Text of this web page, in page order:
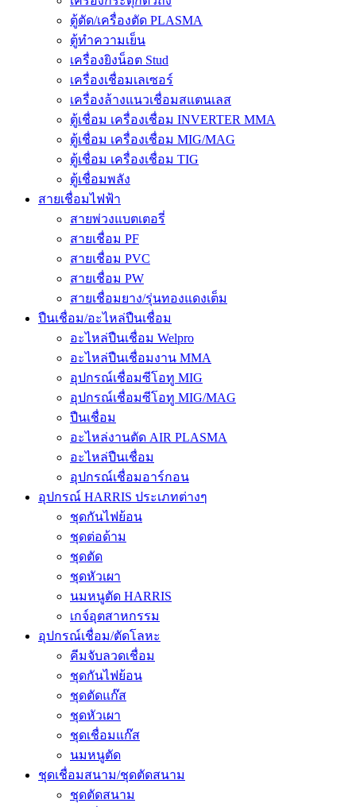
ตู้ตัด/เครื่องตัด PLASMA
ตู้ทำความเย็น
เครื่องยิงน็อต Stud
เครื่องเชื่อมเลเซอร์
เครื่องล้างแนวเชื่อมสแตนเลส
ตู้เชื่อม เครื่องเชื่อม INVERTER MMA
ตู้เชื่อม เครื่องเชื่อม MIG/MAG
ตู้เชื่อม เครื่องเชื่อม TIG
ตู้เชื่อมพลัง
สายเชื่อมไฟฟ้า
สายพ่วงแบตเตอรี่
สายเชื่อม PF
สายเชื่อม PVC
สายเชื่อม PW
สายเชื่อมยาง/รุ่นทองแดงเต็ม
ปืนเชื่อม/อะไหล่ปืนเชื่อม
อะไหล่ปืนเชื่อม Welpro
อะไหล่ปืนเชื่อมงาน MMA
อุปกรณ์เชื่อมซีโอทู MIG
อุปกรณ์เชื่อมซีโอทู MIG/MAG
ปืนเชื่อม
อะไหล่งานตัด AIR PLASMA
อะไหล่ปืนเชื่อม
อุปกรณ์เชื่อมอาร์กอน
อุปกรณ์ HARRIS ประเภทต่างๆ
ชุดกันไฟย้อน
ชุดต่อด้าม
ชุดตัด
ชุดหัวเผา
นมหนูตัด HARRIS
เกจ์อุตสาหกรรม
อุปกรณ์เชื่อม/ตัดโลหะ
คีมจับลวดเชื่อม
ชุดกันไฟย้อน
ชุดตัดแก๊ส
ชุดหัวเผา
ชุดเชื่อมแก๊ส
นมหนูตัด
ชุดเชื่อมสนาม/ชุดตัดสนาม
ชุดตัดสนาม